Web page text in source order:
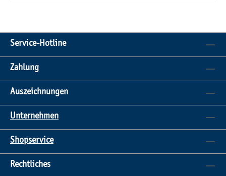
Service-Hotline
Zahlung
Auszeichnungen
Unternehmen
Shopservice
Rechtliches